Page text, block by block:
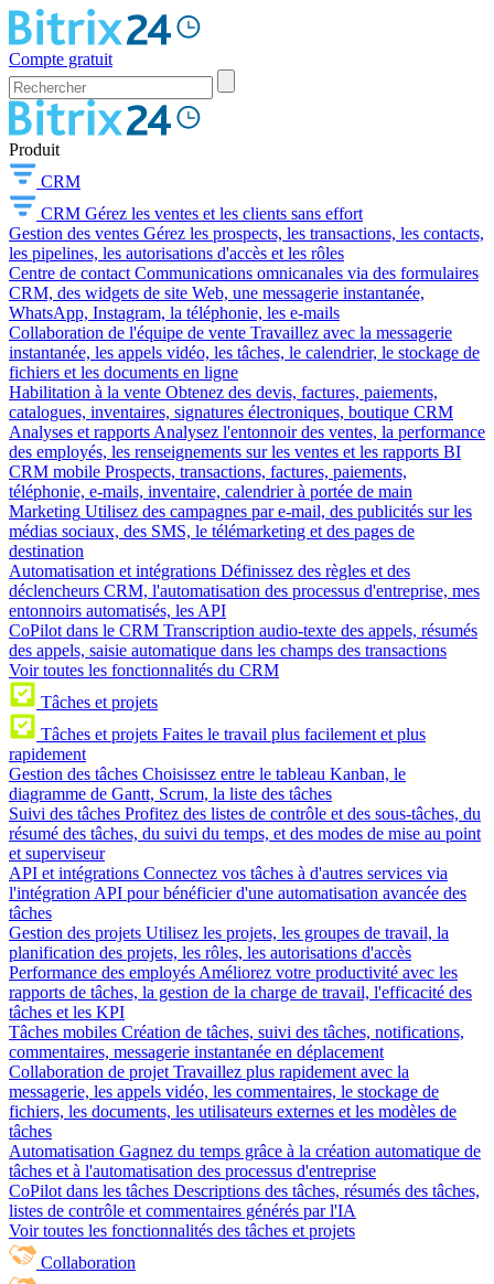
Compte gratuit
Produit
CRM
CRM Gérez les ventes et les clients sans effort
Gestion des ventes Gérez les prospects, les transactions, les contacts,
les pipelines, les autorisations d'accès et les rôles
Centre de contact Communications omnicanales via des formulaires
CRM, des widgets de site Web, une messagerie instantanée,
WhatsApp, Instagram, la téléphonie, les e-mails
Collaboration de l'équipe de vente Travaillez avec la messagerie
instantanée, les appels vidéo, les tâches, le calendrier, le stockage de
fichiers et les documents en ligne
Habilitation à la vente Obtenez des devis, factures, paiements,
catalogues, inventaires, signatures électroniques, boutique CRM
Analyses et rapports Analysez l'entonnoir des ventes, la performance
des employés, les renseignements sur les ventes et les rapports BI
CRM mobile Prospects, transactions, factures, paiements,
téléphonie, e-mails, inventaire, calendrier à portée de main
Marketing Utilisez des campagnes par e-mail, des publicités sur les
médias sociaux, des SMS, le télémarketing et des pages de
destination
Automatisation et intégrations Définissez des règles et des
déclencheurs CRM, l'automatisation des processus d'entreprise, mes
entonnoirs automatisés, les API
CoPilot dans le CRM Transcription audio-texte des appels, résumés
des appels, saisie automatique dans les champs des transactions
Voir toutes les fonctionnalités du CRM
Tâches et projets
Tâches et projets Faites le travail plus facilement et plus
rapidement
Gestion des tâches Choisissez entre le tableau Kanban, le
diagramme de Gantt, Scrum, la liste des tâches
Suivi des tâches Profitez des listes de contrôle et des sous-tâches, du
résumé des tâches, du suivi du temps, et des modes de mise au point
et superviseur
API et intégrations Connectez vos tâches à d'autres services via
l'intégration API pour bénéficier d'une automatisation avancée des
tâches
Gestion des projets Utilisez les projets, les groupes de travail, la
planification des projets, les rôles, les autorisations d'accès
Performance des employés Améliorez votre productivité avec les
rapports de tâches, la gestion de la charge de travail, l'efficacité des
tâches et les KPI
Tâches mobiles Création de tâches, suivi des tâches, notifications,
commentaires, messagerie instantanée en déplacement
Collaboration de projet Travaillez plus rapidement avec la
messagerie, les appels vidéo, les commentaires, le stockage de
fichiers, les documents, les utilisateurs externes et les modèles de
tâches
Automatisation Gagnez du temps grâce à la création automatique de
tâches et à l'automatisation des processus d'entreprise
CoPilot dans les tâches Descriptions des tâches, résumés des tâches,
listes de contrôle et commentaires générés par l'IA
Voir toutes les fonctionnalités des tâches et projets
Collaboration